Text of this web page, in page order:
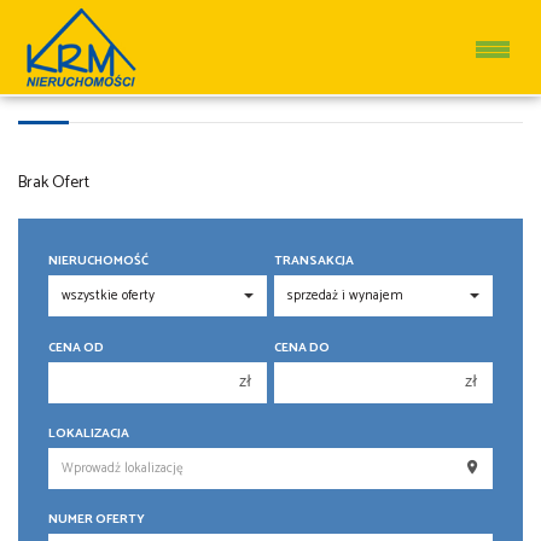
DZIAŁKI
Brak Ofert
NIERUCHOMOŚĆ TRANSAKCJA
CENA OD
zł
250 000 zł
300 000 zł
CENA DO
zł
250 000 zł
300 000 zł
LOKALIZACJA
NUMER OFERTY